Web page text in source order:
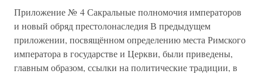
Приложение № 4 Сакральные полномочия императоров
и новый обряд престолонаследия В предыдущем
приложении, посвящённом определению места Римского
императора в государстве и Церкви, были приведены,
главным образом, ссылки на политические традиции, в